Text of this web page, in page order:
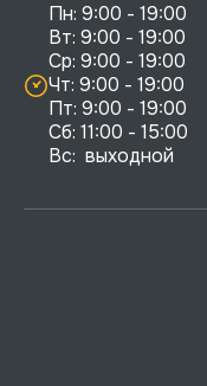
Пн: 9:00 - 19:00
Вт: 9:00 - 19:00
Ср: 9:00 - 19:00
Чт: 9:00 - 19:00
Пт: 9:00 - 19:00
Сб: 11:00 - 15:00
Вс:  выходной